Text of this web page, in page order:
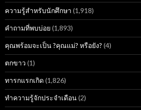
ความรู้สำหรับนักศึกษา (1,918)
คำถามที่พบบ่อย (1,893)
คุณพร้อมจะเป็น ?คุณแม่? หรือยัง? (4)
ตกขาว (1)
ทารกแรกเกิด (1,826)
ทำความรู้จักประจำเดือน(2)